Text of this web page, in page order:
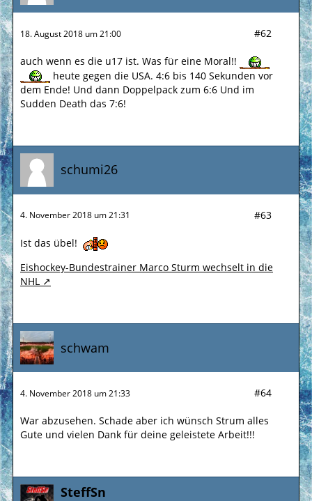
18. August 2018 um 21:00 #62
auch wenn es die u17 ist. Was für eine Moral!!
heute gegen die USA. 4:6 bis 140 Sekunden vor
dem Ende! Und dann Doppelpack zum 6:6 Und im
Sudden Death das 7:6!
schumi26
4. November 2018 um 21:31 #63
Ist das übel!
Eishockey-Bundestrainer Marco Sturm wechselt in die
NHL
schwam
4. November 2018 um 21:33 #64
War abzusehen. Schade aber ich wünsch Strum alles
Gute und vielen Dank für deine geleistete Arbeit!!!
SteffSn